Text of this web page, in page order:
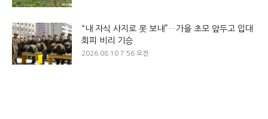
“내 자식 사지로 못 보내”…가을 초모 앞두고 입대
회피 비리 기승
2026.08.10 7:56 오전